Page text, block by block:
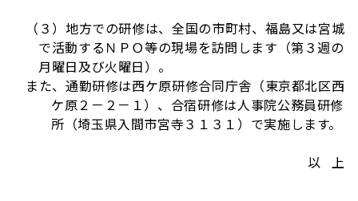
（３）地方での研修は、全国の市町村、福島又は宮城
で活動するＮＰＯ等の現場を訪問します（第３週の
月曜日及び火曜日）。
また、通勤研修は西ケ原研修合同庁舎（東京都北区西
ケ原２－２－１）、合宿研修は人事院公務員研修
所（埼玉県入間市宮寺３１３１）で実施します。
以 上